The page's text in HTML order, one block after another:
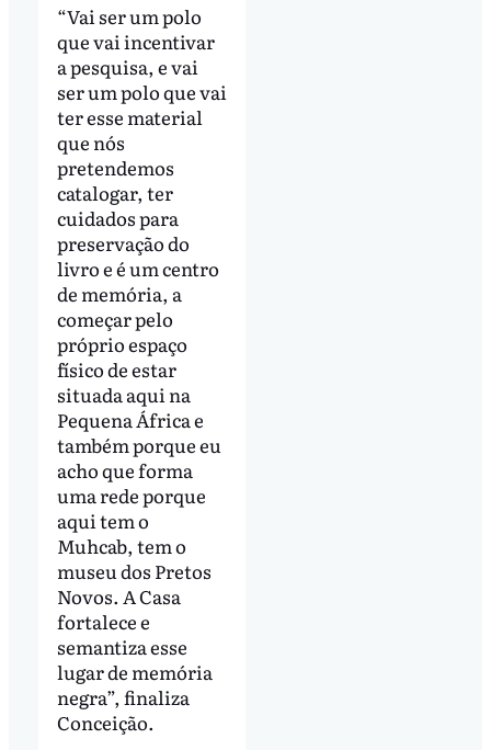
“Vai ser um polo
que vai incentivar
a pesquisa, e vai
ser um polo que vai
ter esse material
que nós
pretendemos
catalogar, ter
cuidados para
preservação do
livro e é um centro
de memória, a
começar pelo
próprio espaço
físico de estar
situada aqui na
Pequena África e
também porque eu
acho que forma
uma rede porque
aqui tem o
Muhcab, tem o
museu dos Pretos
Novos. A Casa
fortalece e
semantiza esse
lugar de memória
negra”, finaliza
Conceição.